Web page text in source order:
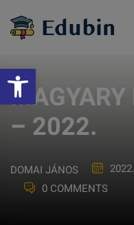
Eszköztár megnyitása
content
– 2022.
DOMAI JÁNOS
0 COMMENTS